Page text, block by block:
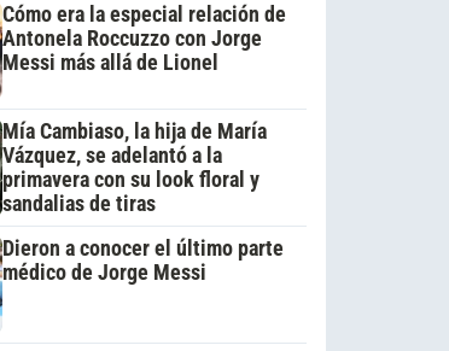
Cómo era la especial relación de
Antonela Roccuzzo con Jorge
Messi más allá de Lionel
Mía Cambiaso, la hija de María
Vázquez, se adelantó a la
primavera con su look floral y
sandalias de tiras
Dieron a conocer el último parte
médico de Jorge Messi